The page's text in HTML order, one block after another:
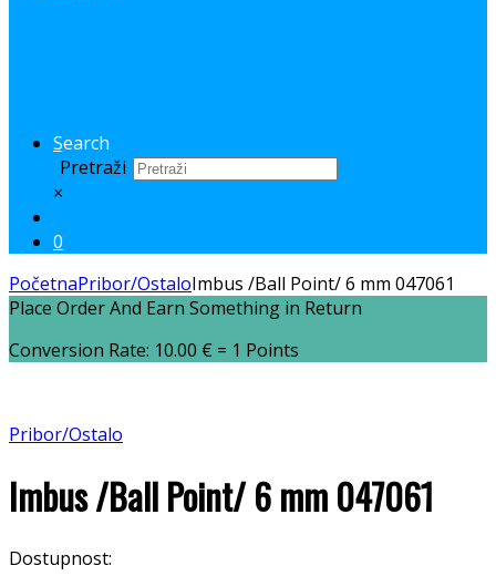
Search
Pretraži
×
0
PočetnaPribor/OstaloImbus /Ball Point/ 6 mm 047061
Place Order And Earn Something in Return
Conversion Rate: 10.00 € = 1 Points
Pribor/Ostalo
Imbus /Ball Point/ 6 mm 047061
Dostupnost: